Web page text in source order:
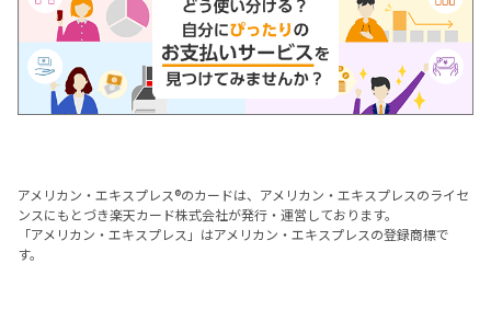
アメリカン・エキスプレス®のカードは、アメリカン・エキスプレスのライセ
ンスにもとづき楽天カード株式会社が発行・運営しております。
「アメリカン・エキスプレス」はアメリカン・エキスプレスの登録商標で
す。